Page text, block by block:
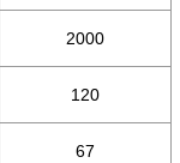
2000
120
67